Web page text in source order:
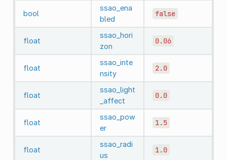
bool
ssao_ena
bled
false
float
ssao_hori
zon
0.06
float
ssao_inte
nsity
2.0
float
ssao_light
_affect
0.0
float
ssao_pow
er
1.5
float
ssao_radi
us
1.0